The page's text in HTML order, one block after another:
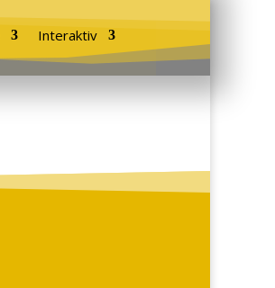
Interaktiv